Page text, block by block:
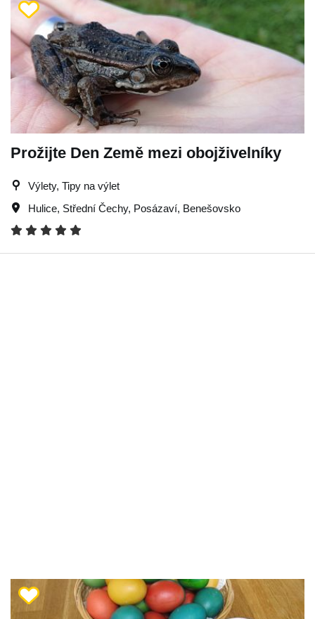
Prožijte Den Země mezi obojživelníky
Výlety, Tipy na výlet
Hulice, Střední Čechy, Posázaví, Benešovsko